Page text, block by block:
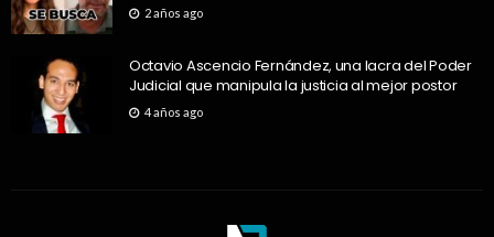
2 años ago
Octavio Ascencio Fernández, una lacra del Poder
Judicial que manipula la justicia al mejor postor
4 años ago